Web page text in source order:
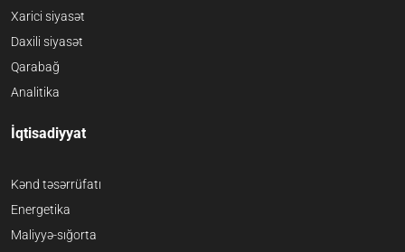
Xarici siyasət
Daxili siyasət
Qarabağ
Analitika
İqtisadiyyat
Kənd təsərrüfatı
Energetika
Maliyyə-sığorta